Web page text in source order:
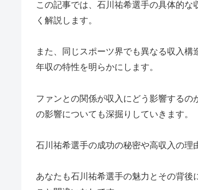
この記事では、石川祐希選手の具体的
く解説します。
また、同じスポーツ界でも異なる収入
年収の特性を明らかにします。
ファンとの関係が収入にどう影響する
の影響についても深掘りしていきます。
石川祐希選手の成功の秘密や高収入の理
あなたも石川祐希選手の魅力とその背